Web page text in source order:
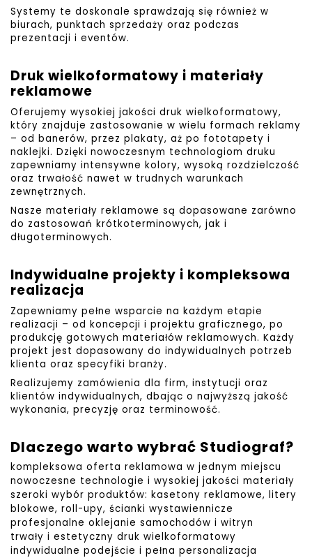
Systemy te doskonale sprawdzają się również w
biurach, punktach sprzedaży oraz podczas
prezentacji i eventów.
Druk wielkoformatowy i materiały
reklamowe
Oferujemy wysokiej jakości druk wielkoformatowy,
który znajduje zastosowanie w wielu formach reklamy
– od banerów, przez plakaty, aż po fototapety i
naklejki. Dzięki nowoczesnym technologiom druku
zapewniamy intensywne kolory, wysoką rozdzielczość
oraz trwałość nawet w trudnych warunkach
zewnętrznych.
Nasze materiały reklamowe są dopasowane zarówno
do zastosowań krótkoterminowych, jak i
długoterminowych.
Indywidualne projekty i kompleksowa
realizacja
Zapewniamy pełne wsparcie na każdym etapie
realizacji – od koncepcji i projektu graficznego, po
produkcję gotowych materiałów reklamowych. Każdy
projekt jest dopasowany do indywidualnych potrzeb
klienta oraz specyfiki branży.
Realizujemy zamówienia dla firm, instytucji oraz
klientów indywidualnych, dbając o najwyższą jakość
wykonania, precyzję oraz terminowość.
Dlaczego warto wybrać Studiograf?
kompleksowa oferta reklamowa w jednym miejscu
nowoczesne technologie i wysokiej jakości materiały
szeroki wybór produktów: kasetony reklamowe, litery
blokowe, roll-upy, ścianki wystawiennicze
profesjonalne oklejanie samochodów i witryn
trwały i estetyczny druk wielkoformatowy
indywidualne podejście i pełna personalizacja